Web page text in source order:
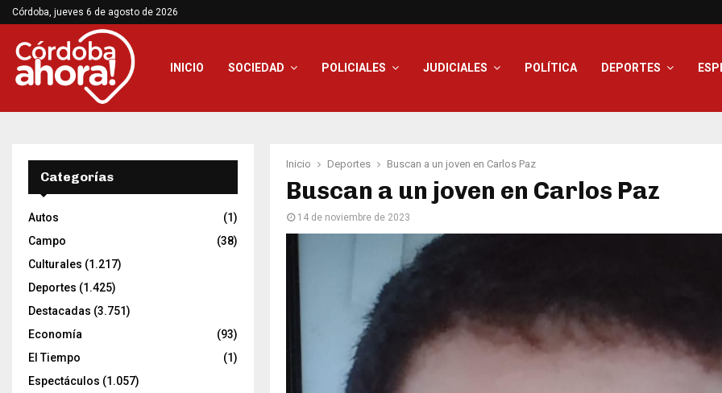
Córdoba, jueves 6 de agosto de 2026
INICIO SOCIEDAD POLICIALES JUDICIALES POLÍTICA DEPORTES
Inicio Deportes Buscan a un joven en Carlos Paz
Buscan a un joven en Carlos Paz
14 de noviembre de 2023
Categorías
Autos
(1)
Campo
(38)
Culturales (1.217)
Deportes (1.425)
Destacadas (3.751)
Economía
(93)
El Tiempo
(1)
Espectáculos (1.057)